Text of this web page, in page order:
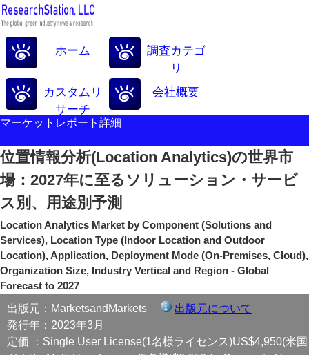
ホーム
調査カテゴ
リ
カスタムリ
サーチ
会社概要
マーケットレポート詳細
位置情報分析(Location Analytics)の世界市
場：2027年に至るソリューション・サービ
ス別、用途別予測
Location Analytics Market by Component (Solutions and
Services), Location Type (Indoor Location and Outdoor
Location), Application, Deployment Mode (On-Premises, Cloud),
Organization Size, Industry Vertical and Region - Global
Forecast to 2027
出版元：MarketsandMarkets
出版元について
発行年：2023年3月
定価 ：Single User License(1名様ライセンス)US$4,950(米国